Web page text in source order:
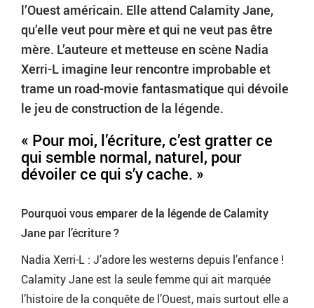
l’Ouest américain. Elle attend Calamity Jane,
qu’elle veut pour mère et qui ne veut pas être
mère. L’auteure et metteuse en scène Nadia
Xerri-L imagine leur rencontre improbable et
trame un road-movie fantasmatique qui dévoile
le jeu de construction de la légende.
« Pour moi, l’écriture, c’est gratter ce
qui semble normal, naturel, pour
dévoiler ce qui s’y cache. »
Pourquoi vous emparer de la légende de Calamity
Jane par l’écriture ?
Nadia Xerri-L : J’adore les westerns depuis l’enfance !
Calamity Jane est la seule femme qui ait marquée
l’histoire de la conquête de l’Ouest, mais surtout elle a